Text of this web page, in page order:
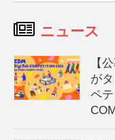
ニュース
【
が
ペ